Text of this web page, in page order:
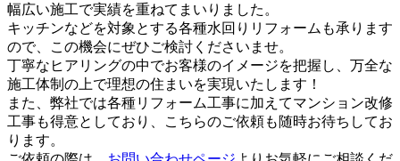
幅広い施工で実績を重ねてまいりました。
キッチンなどを対象とする各種水回りリフォームも承ります
ので、この機会にぜひご検討くださいませ。
丁寧なヒアリングの中でお客様のイメージを把握し、万全な
施工体制の上で理想の住まいを実現いたします！
また、弊社では各種リフォーム工事に加えてマンション改修
工事も得意としており、こちらのご依頼も随時お待ちしてお
ります。